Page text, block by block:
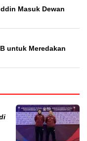
Masuk Dewan
untuk Meredakan